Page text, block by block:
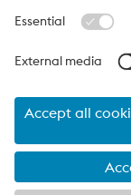
Cookie settings
Print this page